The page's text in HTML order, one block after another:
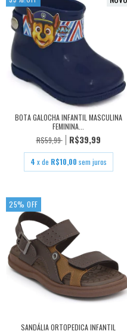
BOTA GALOCHA INFANTIL MASCULINA
FEMININA...
R$59,99
R$39,99
4 x de R$10,00 sem juros
25% OFF
SANDÁLIA ORTOPEDICA INFANTIL